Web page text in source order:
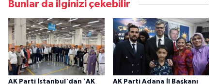
Bunlar da ilginizi çekebilir
AK Parti İstanbul'dan 'AK
AK Parti Adana İl Başkanı